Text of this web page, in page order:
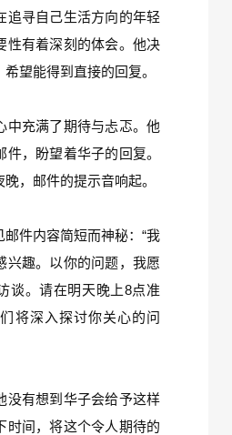
追寻自己生活方向的年轻
性有着深刻的体会。他决
望能得到直接的回复。
中充满了期待与忐忑。他
，盼望着华子的回复。
，邮件的提示音响起。
件内容简短而神秘：“我
兴趣。以你的问题，我愿
谈。请在明天晚上8点准
将深入探讨你关心的问
没有想到华子会给予这样
时间，将这个令人期待的